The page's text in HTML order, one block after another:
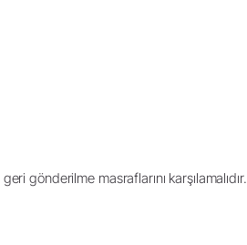
gönderilme masraflarını karşılamalıdır.